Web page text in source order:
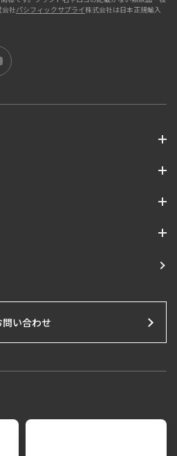
社パシフィックサプライ株式会社は日本正規輸入
問い合わせ